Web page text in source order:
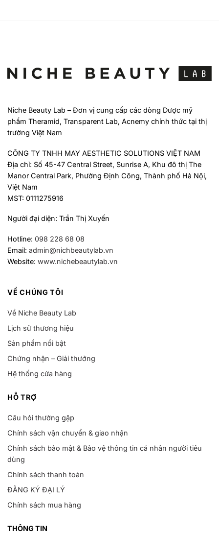
Niche Beauty Lab – Đơn vị cung cấp các dòng Dược mỹ
phẩm Theramid, Transparent Lab, Acnemy chính thức tại thị
trường Việt Nam
CÔNG TY TNHH MAY AESTHETIC SOLUTIONS VIỆT NAM
Địa chỉ: Số 45-47 Central Street, Sunrise A, Khu đô thị The
Manor Central Park, Phường Định Công, Thành phố Hà Nội,
Việt Nam
MST: 0111275916
Người đại diện: Trần Thị Xuyến
Hotline: 098 228 68 08
Email: admin@nichbeautylab.vn
Website: www.nichebeautylab.vn
VỀ CHÚNG TÔI
Về Niche Beauty Lab
Lịch sử thương hiệu
Sản phẩm nổi bật
Chứng nhận – Giải thưởng
Hệ thống cửa hàng
HỖ TRỢ
Câu hỏi thường gặp
Chính sách vận chuyển & giao nhận
Chính sách bảo mật & Bảo vệ thông tin cá nhân người tiêu
dùng
Chính sách thanh toán
ĐĂNG KÝ ĐẠI LÝ
Chính sách mua hàng
THÔNG TIN